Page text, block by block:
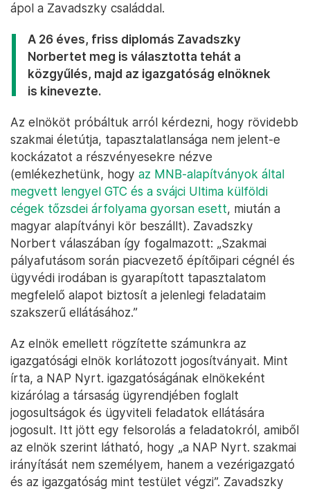
ápol a Zavadszky családdal.
A 26 éves, friss diplomás Zavadszky
Norbertet meg is választotta tehát a
közgyűlés, majd az igazgatóság elnöknek
is kinevezte.
Az elnököt próbáltuk arról kérdezni, hogy rövidebb
szakmai életútja, tapasztalatlansága nem jelent-e
kockázatot a részvényesekre nézve
(emlékezhetünk, hogy az MNB-alapítványok által
megvett lengyel GTC és a svájci Ultima külföldi
cégek tőzsdei árfolyama gyorsan esett, miután a
magyar alapítványi kör beszállt). Zavadszky
Norbert válaszában így fogalmazott: „Szakmai
pályafutásom során piacvezető építőipari cégnél és
ügyvédi irodában is gyarapított tapasztalatom
megfelelő alapot biztosít a jelenlegi feladataim
szakszerű ellátásához.”
Az elnök emellett rögzítette számunkra az
igazgatósági elnök korlátozott jogosítványait. Mint
írta, a NAP Nyrt. igazgatóságának elnökeként
kizárólag a társaság ügyrendjében foglalt
jogosultságok és ügyviteli feladatok ellátására
jogosult. Itt jött egy felsorolás a feladatokról, amiből
az elnök szerint látható, hogy „a NAP Nyrt. szakmai
irányítását nem személyem, hanem a vezérigazgató
és az igazgatóság mint testület végzi”. Zavadszky